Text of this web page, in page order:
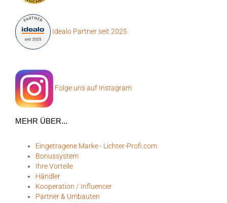
Idealo Partner seit 2025
Folge uns auf Instagram
MEHR ÜBER...
Eingetragene Marke - Lichter-Profi.com
Bonussystem
Ihre Vorteile
Händler
Kooperation / Influencer
Partner & Umbauten